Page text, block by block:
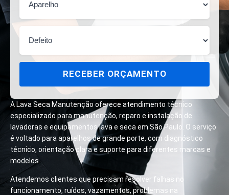
RECEBER ORÇAMENTO
A Lava Seca Manutenção oferece atendimento técnico
especializado para manutenção, reparo e instalação de
lavadoras e equipamentos lava e seca em São Paulo. O serviço
é voltado para aparelhos de grande porte, com diagnóstico
técnico, orientação clara e suporte para diferentes marcas e
modelos.
Atendemos clientes que precisam resolver falhas no
funcionamento, ruídos, vazamentos, problemas na